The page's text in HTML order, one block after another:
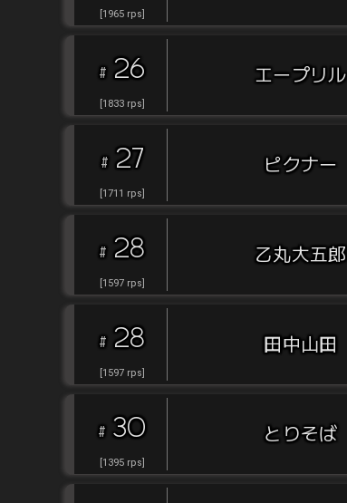
1965 rps
# 26
1833 rps
エープリル
# 27
1711 rps
ピクナー
# 28
1597 rps
乙丸大五郎
# 28
1597 rps
田中山田
# 30
1395 rps
とりそば